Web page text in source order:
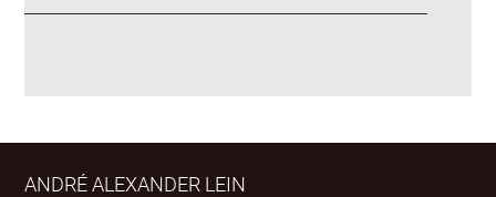
ANDRÉ ALEXANDER LEIN